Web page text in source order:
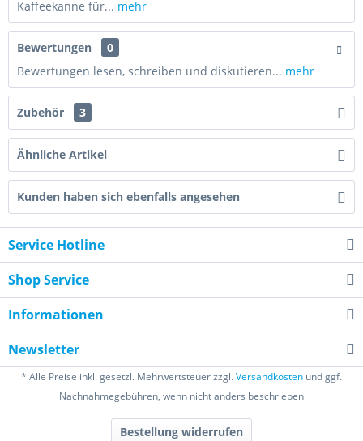
Kaffeekanne für... mehr
Bewertungen
0
Bewertungen lesen, schreiben und diskutieren... mehr
Zubehör 3
Ähnliche Artikel
Kunden haben sich ebenfalls angesehen
Service Hotline
Shop Service
Informationen
Newsletter
* Alle Preise inkl. gesetzl. Mehrwertsteuer zzgl.Versandkosten und ggf.
Nachnahmegebühren, wenn nicht anders beschrieben
Bestellung widerrufen